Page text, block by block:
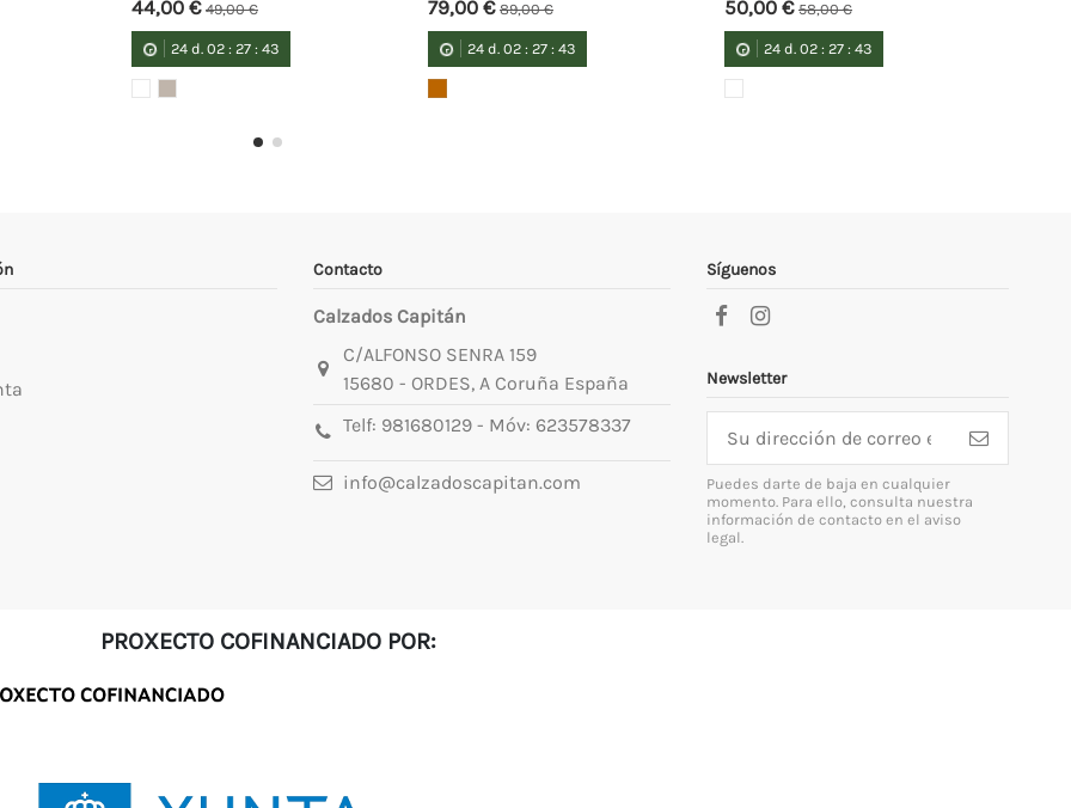
69,00 €
24d. 02
49,00 €
24d. 02
49,00 €
24d. 02
Contacto
Calzados Capitán
C/ALFONSO SENRA 159
15680 - ORDES, A Coruña España
Telf: 981680129- Móv: 623578337
info@calzadoscapitan.com
Síguenos
Newsletter
Puedes darte de baja en cualquier
momento. Para ello, consulta nuestra
información de contacto en el aviso
legal.
PROXECTO COFINANCIADO POR: